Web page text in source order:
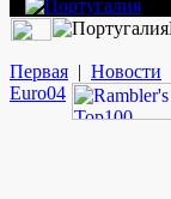
Первая | Новости
Euro04